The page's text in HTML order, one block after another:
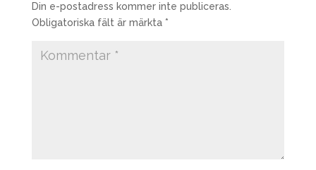
Din e-postadress kommer inte publiceras.
Obligatoriska fält är märkta *